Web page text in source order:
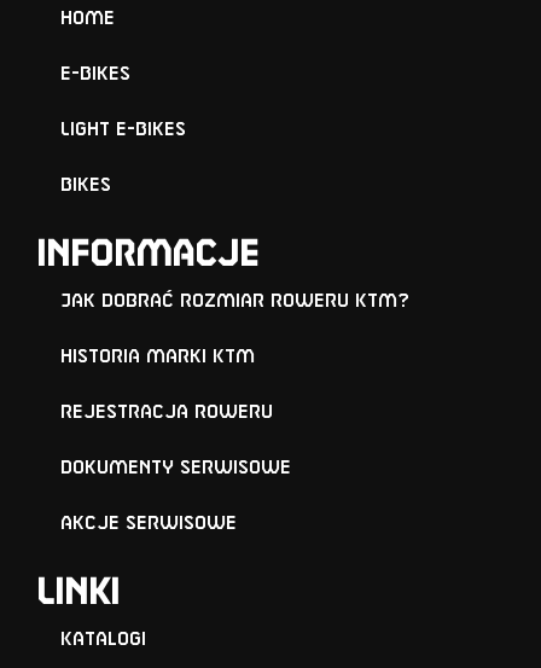
Home
E-Bikes
Light E-Bikes
Bikes
Informacje
Jak dobrać rozmiar roweru KTM?
Historia marki KTM
Rejestracja roweru
Dokumenty serwisowe
Akcje serwisowe
Linki
Katalogi